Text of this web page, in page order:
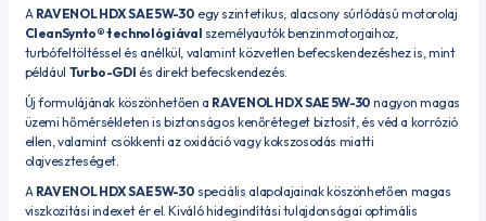
A RAVENOL HDX SAE 5W-30 egy szintetikus, alacsony súrlódású motorolaj
CleanSynto® technológiával személyautók benzinmotorjaihoz,
turbófeltöltéssel és anélkül, valamint közvetlen befecskendezéshez is, mint
például Turbo-GDI és direkt befecskendezés.
Új formulájának köszönhetően a RAVENOL HDX SAE 5W-30 nagyon magas
üzemi hőmérsékleten is biztonságos kenőréteget biztosít, és véd a korrózió
ellen, valamint csökkenti az oxidáció vagy kokszosodás miatti
olajveszteséget.
A RAVENOL HDX SAE 5W-30 speciális alapolajainak köszönhetően magas
viszkozitási indexet ér el. Kiváló hidegindítási tulajdonságai optimális